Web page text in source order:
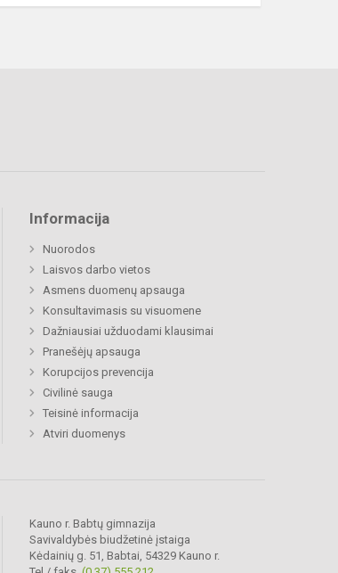
Informacija
Nuorodos
Laisvos darbo vietos
Asmens duomenų apsauga
Konsultavimasis su visuomene
Dažniausiai užduodami klausimai
Pranešėjų apsauga
Korupcijos prevencija
Civilinė sauga
Teisinė informacija
Atviri duomenys
Kauno r. Babtų gimnazija
Savivaldybės biudžetinė įstaiga
Kėdainių g. 51, Babtai, 54329 Kauno r.